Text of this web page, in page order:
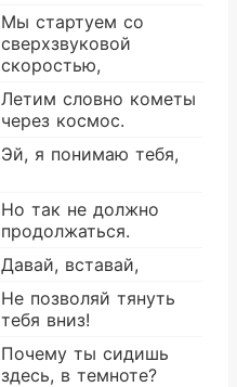
Мы стартуем со
сверхзвуковой
скоростью,
Летим словно кометы
через космос.
Эй, я понимаю тебя,
Но так не должно
продолжаться.
Давай, вставай,
Не позволяй тянуть
тебя вниз!
Почему ты сидишь
здесь, в темноте?